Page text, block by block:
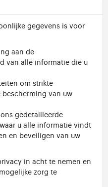
gegevens is voor
aan de
van alle informatie die u
om strikte
van uw
gedetailleerde
u alle informatie vindt
en beveiligen van uw
in acht te nemen en
zorg te